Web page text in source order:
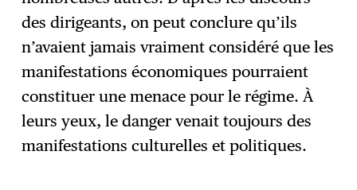
des dirigeants, on peut conclure qu’ils
n’avaient jamais vraiment considéré que les
manifestations économiques pourraient
constituer une menace pour le régime. À
leurs yeux, le danger venait toujours des
manifestations culturelles et politiques.